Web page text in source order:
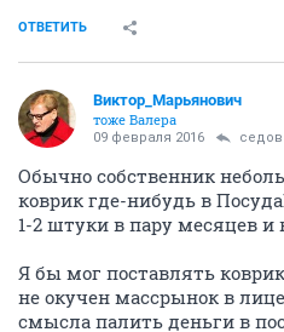
ОТВЕТИТЬ
Виктор_Марьянович
тоже Валера
09 февраля 2016 седов
Обычно собственник
коврик где-нибудь в
1-2 штуки в пару месяцев и
Я бы мог поставлять
не окучен массрынок в
смысла палить деньги в